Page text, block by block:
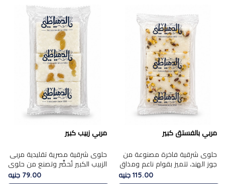
مربي بالفستق كبير
حلوى شرقية فاخرة مصنوعة من
جوز الهند، تتميز بقوام ناعم ومذاق
غني، وتزين بقطع من الفستق
115.00 جنيه
مربي زبيب كبير
حلوى شرقية مصرية تقليدية مربى
الزبيب الكبير تُحضَّر وتصنع من حلوي
جوز الهند باسد بقوام طري ومذاق
79.00 جنيه